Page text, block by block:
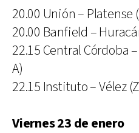
20.00 Unión – Platense
20.00 Banfield –
22.15 Central Córdoba
A)
22.15 Instituto – Vélez
Viernes 23 de enero